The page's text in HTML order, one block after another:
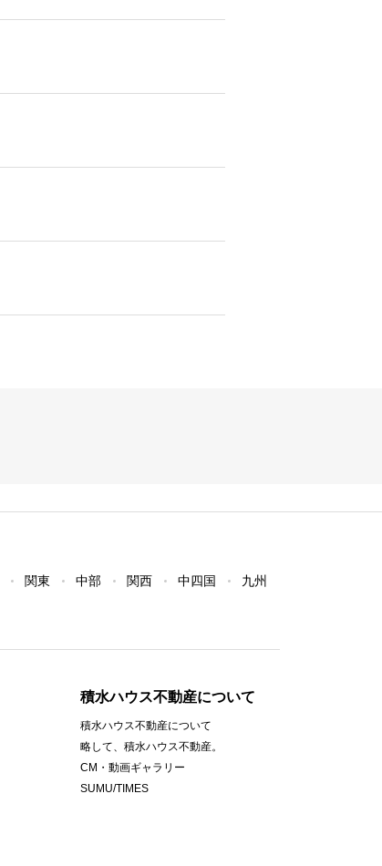
関東 中部 関西 中四国 九州
積水ハウス不動産について
積水ハウス不動産について
略して、積水ハウス不動産。
CM・動画ギャラリー
SUMU/TIMES